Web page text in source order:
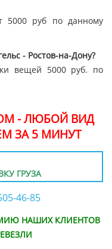
5000 руб по данному
- Ростов-на-Дону?
вещей 5000 руб. по
- ЛЮБОЙ ВИД
ЗА 5 МИНУТ
ГРУЗА
46-85
НАШИХ КЛИЕНТОВ